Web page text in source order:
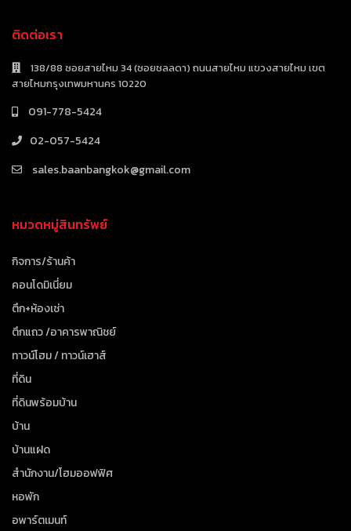
ติดต่อเรา
138/88 ซอยสายไหม 34 (ซอยชลลดา) ถนนสายไหม แขวงสายไหม เขต
สายไหมกรุงเทพมหานคร 10220
091-778-5424
02-057-5424
sales.baanbangkok@gmail.com
หมวดหมู่สินทรัพย์
กิจการ/ร้านค้า
คอนโดมิเนี่ยม
ตึก+ห้องเช่า
ตึกแถว /อาคารพาณิชย์
ทาวน์โฮม / ทาวน์เฮาส์
ที่ดิน
ที่ดินพร้อมบ้าน
บ้าน
บ้านแฝด
สำนักงาน/โฮมออฟฟิศ
หอพัก
อพาร์ตเมนท์